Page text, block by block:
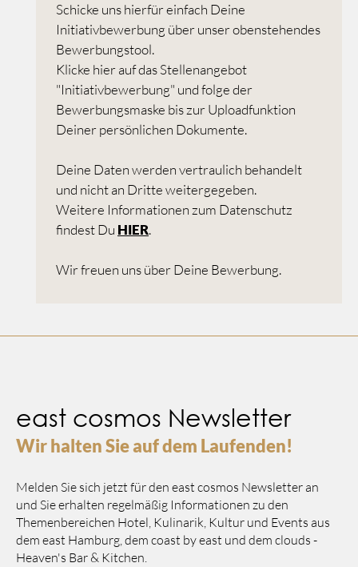
Schicke uns hierfür einfach Deine
Initiativbewerbung über unser obenstehendes
Bewerbungstool.
Klicke hier auf das Stellenangebot
"Initiativbewerbung" und folge der
Bewerbungsmaske bis zur Uploadfunktion
Deiner persönlichen Dokumente.
Deine Daten werden vertraulich behandelt
und nicht an Dritte weitergegeben.
Weitere Informationen zum Datenschutz
findest Du HIER.
Wir freuen uns über Deine Bewerbung.
east cosmos Newsletter
Wir halten Sie auf dem Laufenden!
Melden Sie sich jetzt für den east cosmos Newsletter an
und Sie erhalten regelmäßig Informationen zu den
Themenbereichen Hotel, Kulinarik, Kultur und Events aus
dem east Hamburg, dem coast by east und dem clouds -
Heaven's Bar & Kitchen.